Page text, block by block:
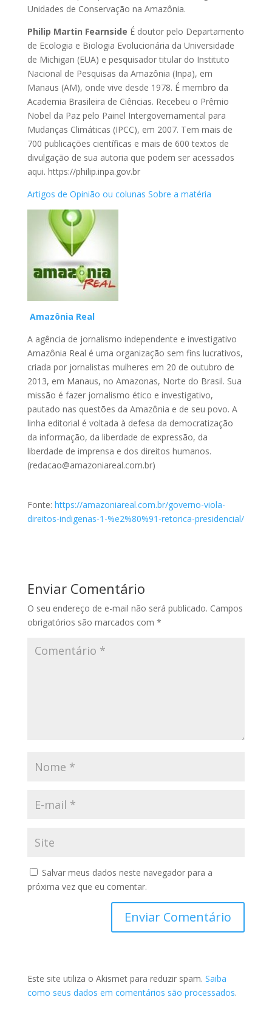
Unidades de Conservação na Amazônia.
Philip Martin Fearnside É doutor pelo Departamento
de Ecologia e Biologia Evolucionária da Universidade
de Michigan (EUA) e pesquisador titular do Instituto
Nacional de Pesquisas da Amazônia (Inpa), em
Manaus (AM), onde vive desde 1978. É membro da
Academia Brasileira de Ciências. Recebeu o Prêmio
Nobel da Paz pelo Painel Intergovernamental para
Mudanças Climáticas (IPCC), em 2007. Tem mais de
700 publicações científicas e mais de 600 textos de
divulgação de sua autoria que podem ser acessados
aqui. https://philip.inpa.gov.br
Artigos de Opinião ou colunas Sobre a matéria
Amazônia Real
A agência de jornalismo independente e investigativo
Amazônia Real é uma organização sem fins lucrativos,
criada por jornalistas mulheres em 20 de outubro de
2013, em Manaus, no Amazonas, Norte do Brasil. Sua
missão é fazer jornalismo ético e investigativo,
pautado nas questões da Amazônia e de seu povo. A
linha editorial é voltada à defesa da democratização
da informação, da liberdade de expressão, da
liberdade de imprensa e dos direitos humanos.
(redacao@amazoniareal.com.br)
Fonte: https://amazoniareal.com.br/governo-viola-
direitos-indigenas-1-%e2%80%91-retorica-presidencial/
Enviar Comentário
O seu endereço de e-mail não será publicado. Campos
obrigatórios são marcados com *
Salvar meus dados neste navegador para a
próxima vez que eu comentar.
Este site utiliza o Akismet para reduzir spam. Saiba
como seus dados em comentários são processados.